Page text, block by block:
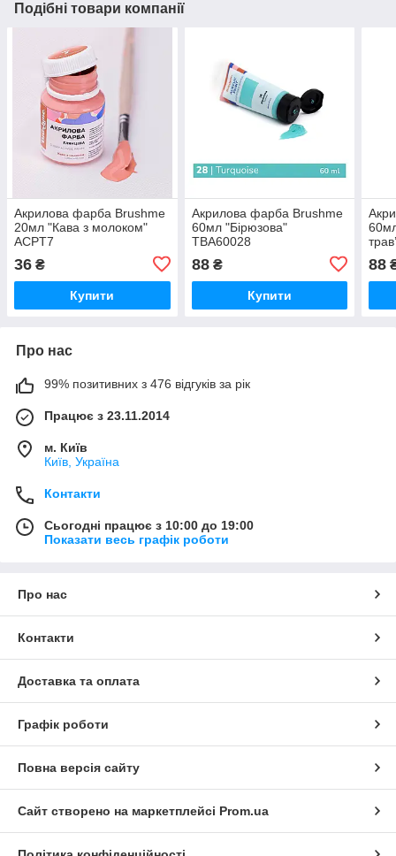
Подібні товари компанії
Акрилова фарба Brushme
20мл "Кава з молоком"
ACPT7
36 ₴
Купити
Акрилова фарба Brushme
60мл "Бірюзова"
TBA60028
88₴
Купити
88
Про нас
99% позитивних з 476 відгуків за рік
Працює з 23.11.2014
м. Київ
Київ, Україна
Контакти
Сьогодні працює з 10:00 до 19:00
Показати весь графік роботи
Про нас
Контакти
Доставка та оплата
Графік роботи
Повна версія сайту
Сайт створено на маркетплейсі Prom.ua